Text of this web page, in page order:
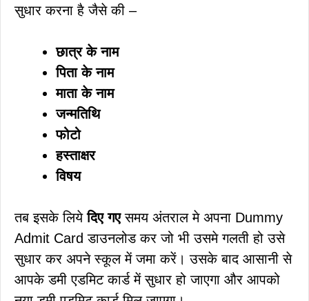
सुधार करना है जैसे की –
छात्र के नाम
पिता के नाम
माता के नाम
जन्मतिथि
फोटो
हस्ताक्षर
विषय
तब इसके लियेदिए गएसमय अंतराल मे अपना Dummy
Admit Card डाउनलोड कर जो भी उसमे गलती हो उसे
सुधार कर अपने स्कूल में जमा करें। उसके बाद आसानी से
आपके डमी एडमिट कार्ड में सुधार हो जाएगा और आपको